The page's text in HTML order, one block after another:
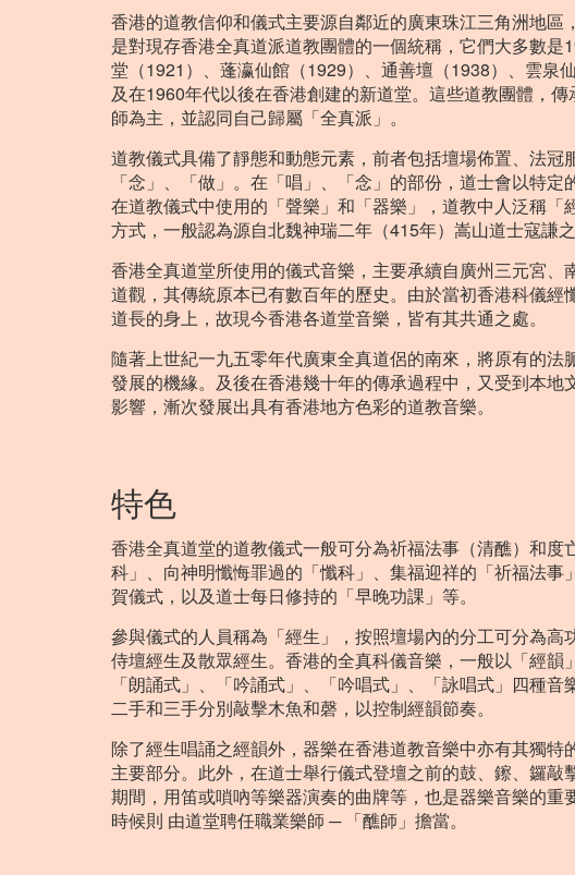
香港的道教信仰和儀式主要源自鄰近的廣東珠江三角洲地
是對現存香港全真道派道教團體的一個統稱，它們大多數
堂（1921）、蓬瀛仙館（1929）、通善壇（1938）、雲泉
及在1960年代以後在香港創建的新道堂。這些道教團體，
師為主，並認同自己歸屬「全真派」。
道教儀式具備了靜態和動態元素，前者包括壇場佈置、法冠
「念」、「做」。在「唱」、「念」的部份，道士會以特
在道教儀式中使用的「聲樂」和「器樂」，道教中人泛稱「
方式，一般認為源自北魏神瑞二年（415年）嵩山道士寇謙
香港全真道堂所使用的儀式音樂，主要承續自廣州三元宮
道觀，其傳統原本已有數百年的歷史。由於當初香港科儀
道長的身上，故現今香港各道堂音樂，皆有其共通之處。
隨著上世紀一九五零年代廣東全真道侶的南來，將原有的法
發展的機緣。及後在香港幾十年的傳承過程中，又受到本
影響，漸次發展出具有香港地方色彩的道教音樂。
特色
香港全真道堂的道教儀式一般可分為祈福法事（清醮）和
科」、向神明懺悔罪過的「懺科」、集福迎祥的「祈福法
賀儀式，以及道士每日修持的「早晚功課」等。
參與儀式的人員稱為「經生」，按照壇場內的分工可分為高
侍壇經生及散眾經生。香港的全真科儀音樂，一般以「經
「朗誦式」、「吟誦式」、「吟唱式」、「詠唱式」四種
二手和三手分別敲擊木魚和磬，以控制經韻節奏。
除了經生唱誦之經韻外，器樂在香港道教音樂中亦有其獨
主要部分。此外，在道士舉行儀式登壇之前的鼓、鑔、鑼
期間，用笛或嗩吶等樂器演奏的曲牌等，也是器樂音樂的
時候則 由道堂聘任職業樂師 ─ 「醮師」擔當。